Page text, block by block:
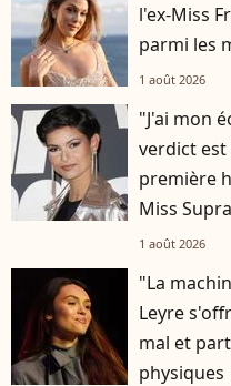
l'ex-Miss
parmi les
1 août 2026
"J'ai mon
verdict est
première
Miss
1 août 2026
"La
Leyre
mal et
physiques